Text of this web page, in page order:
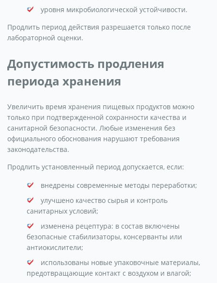
уровня микробиологической устойчивости.
Продлить период действия разрешается только после
лабораторной оценки.
Допустимость продления
периода хранения
Увеличить время хранения пищевых продуктов можно
только при подтвержденной сохранности качества и
санитарной безопасности. Любые изменения без
официального обоснования нарушают требования
законодательства.
Продлить установленный период допускается, если:
внедрены современные методы переработки;
улучшено качество сырья и контроль
санитарных условий;
изменена рецептура: в состав включены
безопасные стабилизаторы, консерванты или
антиокислители;
использованы новые упаковочные материалы,
предотвращающие контакт с воздухом и влагой;